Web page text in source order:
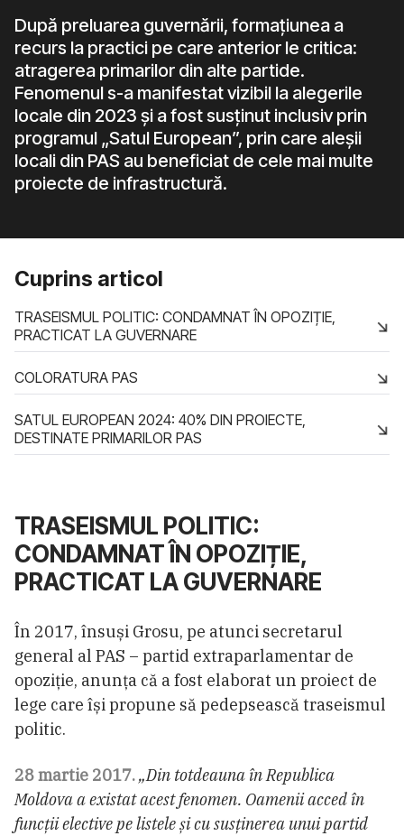
După preluarea guvernării, formațiunea a
recurs la practici pe care anterior le critica:
atragerea primarilor din alte partide.
Fenomenul s-a manifestat vizibil la alegerile
locale din 2023 și a fost susținut inclusiv prin
programul „Satul European”, prin care aleșii
locali din PAS au beneficiat de cele mai multe
proiecte de infrastructură.
TRASEISMUL POLITIC:
CONDAMNAT ÎN OPOZIȚIE,
PRACTICAT LA GUVERNARE
În 2017, însuși Grosu, pe atunci secretarul
general al PAS – partid extraparlamentar de
opoziție, anunța că a fost elaborat un proiect de
lege care își propune să pedepsească traseismul
politic.
28 martie 2017.„Din totdeauna în Republica
Moldova a existat acest fenomen. Oamenii acced în
funcții elective pe listele și cu susținerea unui partid
Cuprins articol
TRASEISMUL POLITIC: CONDAMNAT ÎN OPOZIȚIE,
PRACTICAT LA GUVERNARE
COLORATURA PAS
SATUL EUROPEAN 2024: 40% DIN PROIECTE,
DESTINATE PRIMARILOR PAS